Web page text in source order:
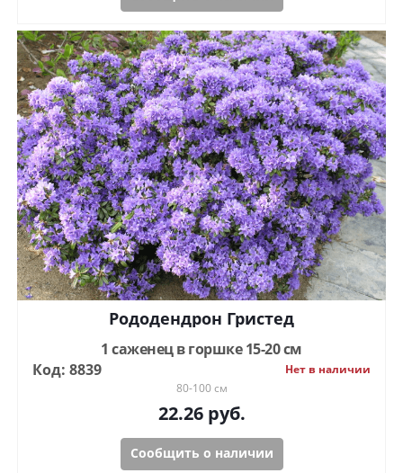
Рододендрон Гристед
1 саженец в горшке 15-20 см
Код: 8839
Нет в наличии
80-100 см
22.26руб.
Сообщить о наличии